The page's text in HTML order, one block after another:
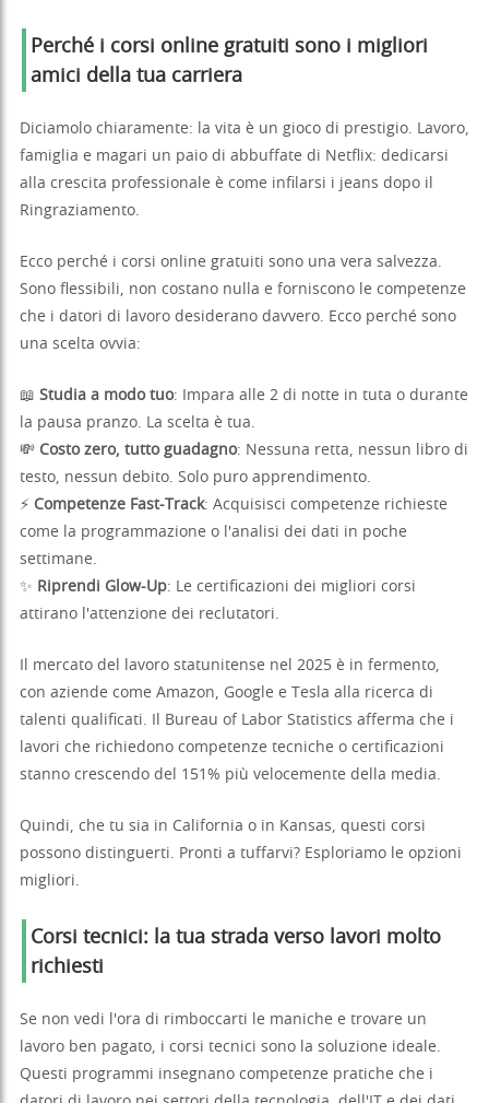
Perché i corsi online gratuiti sono i migliori
amici della tua carriera
Diciamolo chiaramente: la vita è un gioco di prestigio. Lavoro,
famiglia e magari un paio di abbuffate di Netflix: dedicarsi
alla crescita professionale è come infilarsi i jeans dopo il
Ringraziamento.
Ecco perché i corsi online gratuiti sono una vera salvezza.
Sono flessibili, non costano nulla e forniscono le competenze
che i datori di lavoro desiderano davvero. Ecco perché sono
una scelta ovvia:
📖 Studia a modo tuo: Impara alle 2 di notte in tuta o durante
la pausa pranzo. La scelta è tua.
💸 Costo zero, tutto guadagno: Nessuna retta, nessun libro di
testo, nessun debito. Solo puro apprendimento.
⚡ Competenze Fast-Track: Acquisisci competenze richieste
come la programmazione o l'analisi dei dati in poche
settimane.
✨ Riprendi Glow-Up: Le certificazioni dei migliori corsi
attirano l'attenzione dei reclutatori.
Il mercato del lavoro statunitense nel 2025 è in fermento,
con aziende come Amazon, Google e Tesla alla ricerca di
talenti qualificati. Il Bureau of Labor Statistics afferma che i
lavori che richiedono competenze tecniche o certificazioni
stanno crescendo del 151% più velocemente della media.
Quindi, che tu sia in California o in Kansas, questi corsi
possono distinguerti. Pronti a tuffarvi? Esploriamo le opzioni
migliori.
Corsi tecnici: la tua strada verso lavori molto
richiesti
Se non vedi l'ora di rimboccarti le maniche e trovare un
lavoro ben pagato, i corsi tecnici sono la soluzione ideale.
Questi programmi insegnano competenze pratiche che i